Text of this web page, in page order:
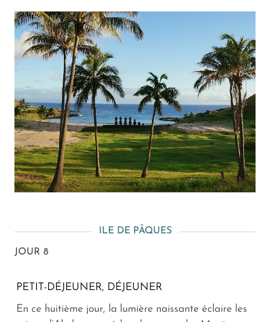
ILE DE PÂQUES
JOUR 8
PETIT-DÉJEUNER, DÉJEUNER
En ce huitième jour, la lumière naissante éclaire les